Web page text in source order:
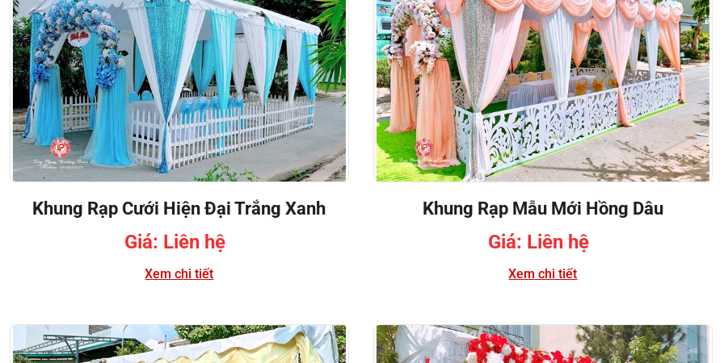
Khung Rạp Cưới Hiện Đại Trắng Xanh
Giá: Liên hệ
Xem chi tiết
Khung Rạp Mẫu Mới Hồng Dâu
Giá: Liên hệ
Xem chi tiết